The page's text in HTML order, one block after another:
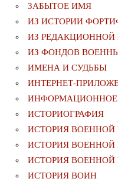
ЗАБЫТОЕ ИМЯ
ИЗ ИСТОРИИ
ИЗ РЕДАКЦИОННОЙ
ИЗ ФОНДОВ
ИМЕНА И СУДЬБЫ
ИНТЕРНЕТ-
ИНФОРМАЦИОННОЕ
ИСТОРИОГРАФИЯ
ИСТОРИЯ
ИСТОРИЯ ВОЕННОЙ
ИСТОРИЯ ВОЕННОЙ
ИСТОРИЯ ВОИН